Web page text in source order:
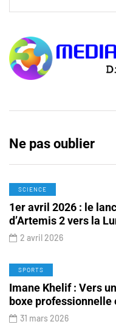
Ne pas oublier
SCIENCE
1er avril 2026 : le
d’Artemis 2 vers la
2 avril 2026
SPORTS
Imane Khelif : Vers
boxe professionnelle
31 mars 2026